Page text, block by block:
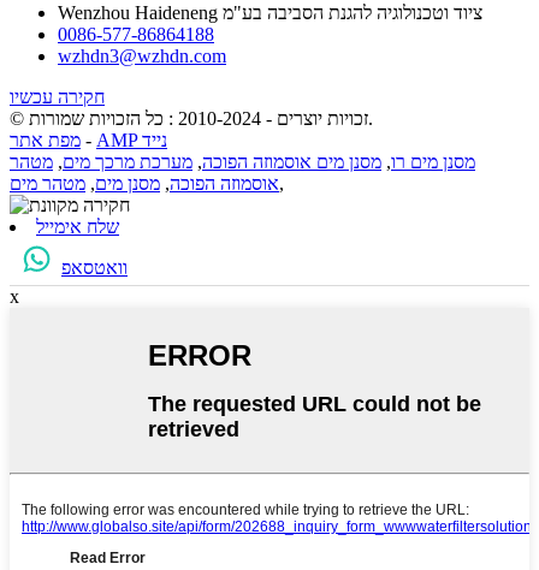
Wenzhou Haideneng ציוד וטכנולוגיה להגנת הסביבה בע"מ
0086-577-86864188
wzhdn3@wzhdn.com
חקירה עכשיו
© זכויות יוצרים - 2010-2024 : כל הזכויות שמורות.
מפת אתר -
AMP נייד
מסנן מים רו, מסנן מים אוסמוזה הפוכה, מערכת מרכך מים, מטהר
אוסמוזה הפוכה, מסנן מים, מטהר מים ,
שלח אימייל
וואטסאפ
x